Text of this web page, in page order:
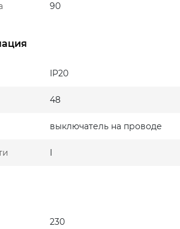
90
IP20
48
выключатель на проводе
I
230